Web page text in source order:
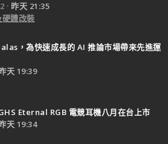
昨天 21:35
體改裝
，為快速成長的 AI 推論市場帶來先進運
天 19:39
Eternal RGB 電競耳機八月在台上市
天 19:34